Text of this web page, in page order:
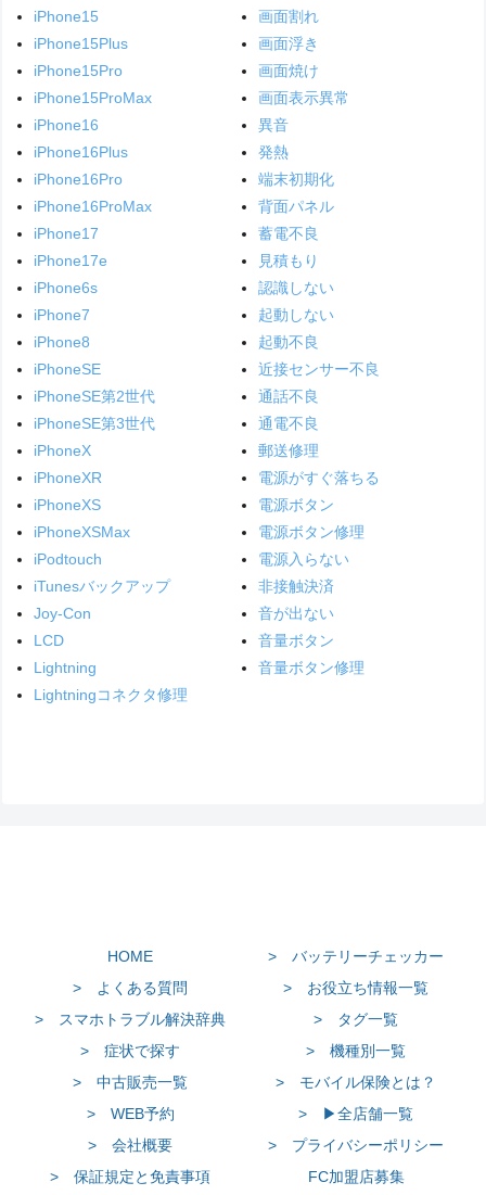
iPhone15
iPhone15Plus
iPhone15Pro
iPhone15ProMax
iPhone16
iPhone16Plus
iPhone16Pro
iPhone16ProMax
iPhone17
iPhone17e
iPhone6s
iPhone7
iPhone8
iPhoneSE
iPhoneSE第2世代
iPhoneSE第3世代
iPhoneX
iPhoneXR
iPhoneXS
iPhoneXSMax
iPodtouch
iTunesバックアップ
Joy-Con
LCD
Lightning
Lightningコネクタ修理
画面割れ
画面浮き
画面焼け
画面表示異常
異音
発熱
端末初期化
背面パネル
蓄電不良
見積もり
認識しない
起動しない
起動不良
近接センサー不良
通話不良
通電不良
郵送修理
電源がすぐ落ちる
電源ボタン
電源ボタン修理
電源入らない
非接触決済
音が出ない
音量ボタン
音量ボタン修理
HOME
> バッテリーチェッカー
> よくある質問
> お役立ち情報一覧
> スマホトラブル解決辞典
> タグ一覧
> 症状で探す
> 機種別一覧
> 中古販売一覧
> モバイル保険とは？
> WEB予約
> ▶全店舗一覧
> 会社概要
> プライバシーポリシー
> 保証規定と免責事項
FC加盟店募集